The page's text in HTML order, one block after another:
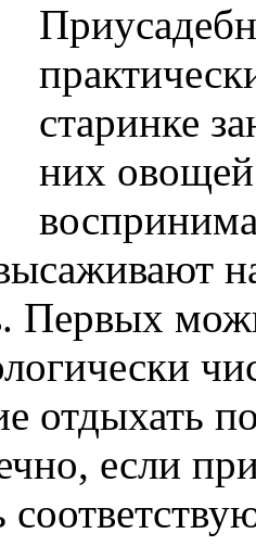
старинке
них
Первых
отдыхать
если